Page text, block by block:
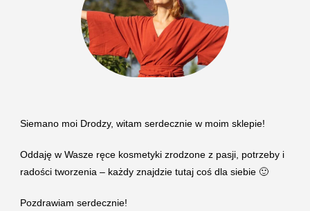
Siemano moi Drodzy, witam serdecznie w moim sklepie!
Oddaję w Wasze ręce kosmetyki zrodzone z pasji, potrzeby i
radości tworzenia – każdy znajdzie tutaj coś dla siebie 🙂
Pozdrawiam serdecznie!